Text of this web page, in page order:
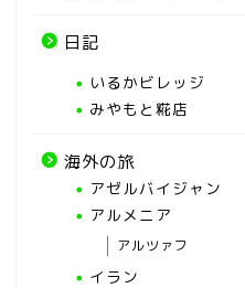
日記
いるかビレッジ
みやもと糀店
海外の旅
アゼルバイジャン
アルメニア
アルツァフ
イラン